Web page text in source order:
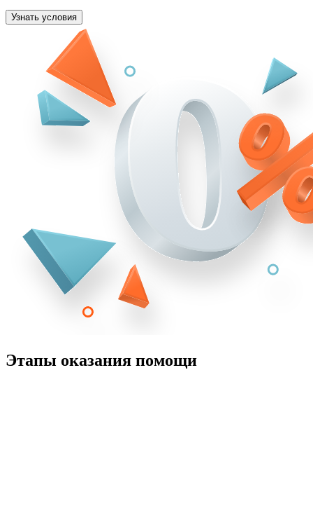
Узнать условия
Этапы оказания помощи